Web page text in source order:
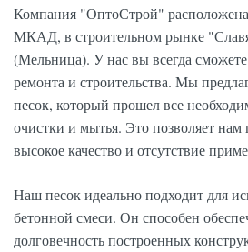
Компания "ОптоСтрой"
МКАД, в строительном рынке
(Мельница). У нас вы всегда
ремонта и строительства. Мы
песок, который прошел все
очистки и мытья. Это позволяет нам
высокое качество и отсутствие
Наш песок идеально подходит для
бетонной смеси. Он способен
долговечность построенных